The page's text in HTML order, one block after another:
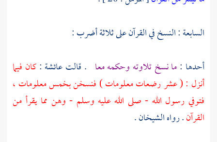
السابعة : النسخ في القرآن على ثلاثة أضرب :
أحدها :ما نسخ تلاوته وحكمه معا . قالتعائشة :كان فيما
أنزل : ( عشر رضعات معلومات ) فنسخن بخمس معلومات ،
فتوفي رسول الله - صلى الله عليه وسلم - وهن مما يقرأ من
القرآن. رواه الشيخان .